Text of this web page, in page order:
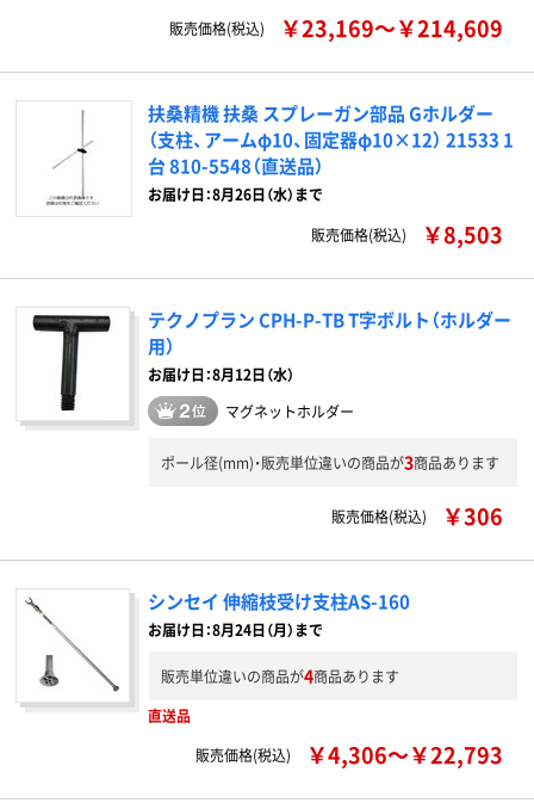
販売価格(税込)
￥23,169～￥214,609
扶桑精機 扶桑 スプレーガン部品 Gホルダー
（支柱、アームφ10、固定器φ10×12） 21533 1
台 810-5548（直送品）
お届け日：8月26日（水）まで
販売価格(税込)
￥8,503
テクノプラン CPH-P-TB T字ボルト（ホルダー
用）
お届け日：8月12日（水）
マグネットホルダー
ポール径(mm)・販売単位違いの商品が3商品あります
販売価格(税込) ￥306
シンセイ 伸縮枝受け支柱AS-160
お届け日：8月24日（月）まで
販売単位違いの商品が4商品あります
直送品
販売価格(税込)
￥4,306～￥22,793